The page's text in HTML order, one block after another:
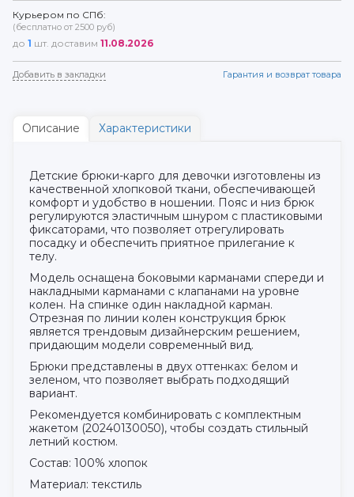
Курьером по СПб:
(бесплатно от 2500 руб)
до 1 шт. доставим 11.08.2026
Добавить в закладки Гарантия и возврат товара
Описание Характеристики
Детские брюки-карго для девочки изготовлены из
качественной хлопковой ткани, обеспечивающей
комфорт и удобство в ношении. Пояс и низ брюк
регулируются эластичным шнуром с пластиковыми
фиксаторами, что позволяет отрегулировать
посадку и обеспечить приятное прилегание к
телу.
Модель оснащена боковыми карманами спереди и
накладными карманами с клапанами на уровне
колен. На спинке один накладной карман.
Отрезная по линии колен конструкция брюк
является трендовым дизайнерским решением,
придающим модели современный вид.
Брюки представлены в двух оттенках: белом и
зеленом, что позволяет выбрать подходящий
вариант.
Рекомендуется комбинировать с комплектным
жакетом (20240130050), чтобы создать стильный
летний костюм.
Состав: 100% хлопок
Материал: текстиль